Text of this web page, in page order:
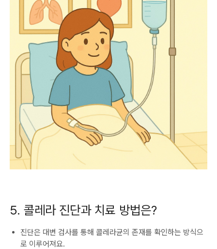
5. 콜레라 진단과 치료 방법은?
진단은 대변 검사를 통해 콜레라균의 존재를 확인하는 방식으
로 이루어져요.